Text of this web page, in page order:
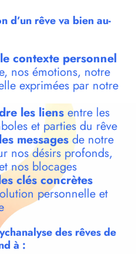
d’un rêve va bien au-
contexte personnel
nos émotions, notre
exprimées par notre
les liensentre les
et parties du rêve
messagesde notre
nos désirs profonds,
nos blocages
clés concrètes
personnelle et
des rêves de
à :